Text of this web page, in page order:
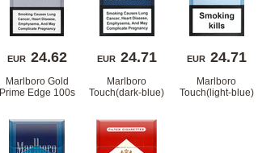
EUR 24.62
Marlboro Gold
Prime Edge 100
EUR 24.71
Marlboro
Touch(dark-blue)
EUR 24.71
Marlboro
Touch(light-blue)